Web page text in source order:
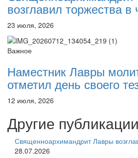
возглавил торжества в
23 июля, 2026
Важное
Наместник Лавры
отметил день своего
12 июля, 2026
Другие публикации
Священноархимандрит Лавры
28.07.2026